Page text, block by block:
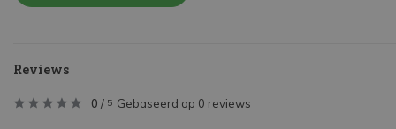
Reviews
0 / 5 Gebaseerd op 0 reviews